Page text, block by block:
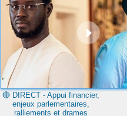
🔴​ DIRECT - Appui financier,
enjeux parlementaires,
ralliements et drames